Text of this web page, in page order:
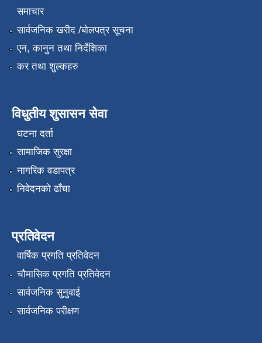
समाचार
सार्वजनिक खरीद /बोलपत्र सूचना
एन, कानुन तथा निर्देशिका
कर तथा शुल्कहरु
विधुतीय शुसासन सेवा
घटना दर्ता
सामाजिक सुरक्षा
नागरिक वडापत्र
निवेदनको ढाँचा
प्रतिवेदन
वार्षिक प्रगति प्रतिवेदन
चौमासिक प्रगति प्रतिवेदन
सार्वजनिक सुनुवाई
सार्वजनिक परीक्षण